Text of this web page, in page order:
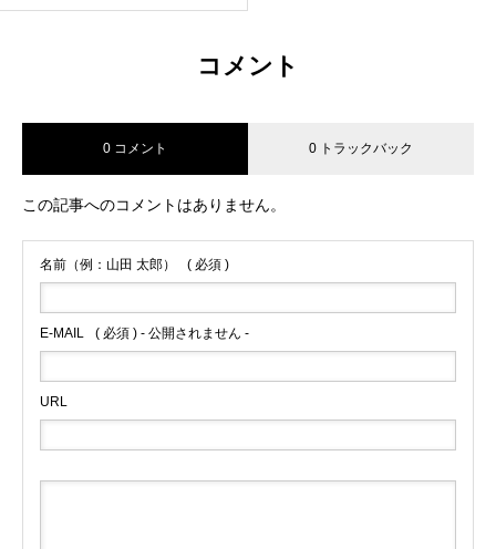
コメント
0 コメント 0 トラックバック
この記事へのコメントはありません。
名前（例：山田 太郎） ( 必須 )
E-MAIL ( 必須 ) - 公開されません -
URL